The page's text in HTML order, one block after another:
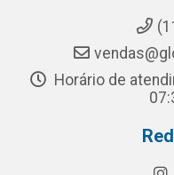
Horário de